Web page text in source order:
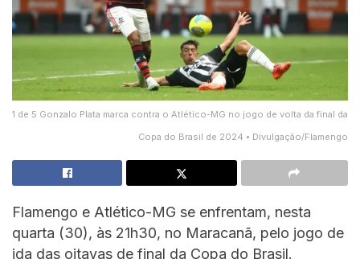
1 de 5 Gonzalo Plata marca contra o Atlético-MG no jogo de volta da final da
Copa do Brasil de 2024 • Divulgação/Flamengo
Flamengo e Atlético-MG se enfrentam, nesta
quarta (30), às 21h30, no Maracanã, pelo jogo de
ida das oitavas de final da Copa do Brasil.